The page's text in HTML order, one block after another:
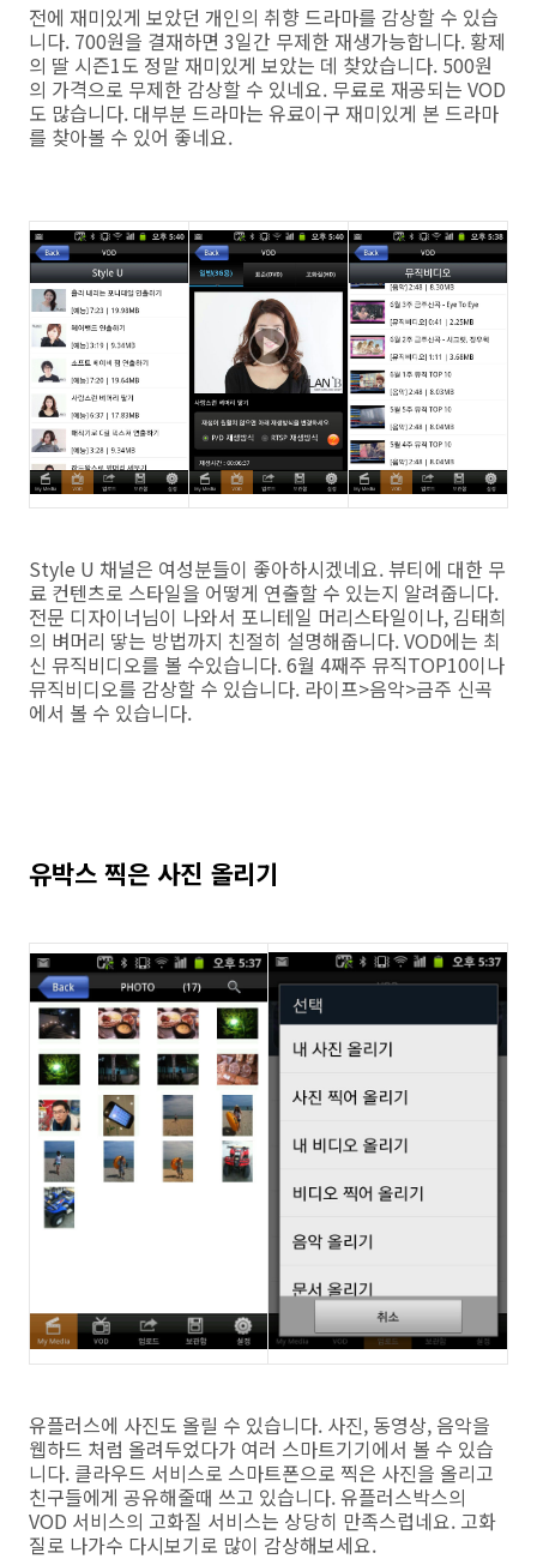
전에 재미있게 보았던 개인의 취향 드라마를 감상할 수 있습
니다. 700원을 결재하면 3일간 무제한 재생가능합니다. 황제
의 딸 시즌1도 정말 재미있게 보았는 데 찾았습니다. 500원
의 가격으로 무제한 감상할 수 있네요. 무료로 재공되는 VOD
도 많습니다. 대부분 드라마는 유료이구 재미있게 본 드라마
를 찾아볼 수 있어 좋네요.
Style U 채널은 여성분들이 좋아하시겠네요. 뷰티에 대한 무
료 컨텐츠로 스타일을 어떻게 연출할 수 있는지 알려줍니다.
전문 디자이너님이 나와서 포니테일 머리스타일이나, 김태희
의 벼머리 땋는 방법까지 친절히 설명해줍니다. VOD에는 최
신 뮤직비디오를 볼 수있습니다. 6월 4째주 뮤직TOP10이나
뮤직비디오를 감상할 수 있습니다. 라이프>음악>금주 신곡
에서 볼 수 있습니다.
유박스 찍은 사진 올리기
유플러스에 사진도 올릴 수 있습니다. 사진, 동영상, 음악을
웹하드 처럼 올려두었다가 여러 스마트기기에서 볼 수 있습
니다. 클라우드 서비스로 스마트폰으로 찍은 사진을 올리고
친구들에게 공유해줄때 쓰고 있습니다. 유플러스박스의
VOD 서비스의 고화질 서비스는 상당히 만족스럽네요. 고화
질로 나가수 다시보기로 많이 감상해보세요.